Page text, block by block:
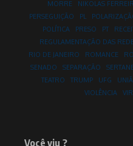
MORRE
NIKOLAS
PERSEGUIÇÃO
PL
POLÍTICA
PRESO PT
REGULAMENTAÇÃO DAS
RIO DE JANEIRO
ROMANCE
SENADO
SEPARAÇÃO
TEATRO
TRUMP UFG
VIOLÊNCIA
Você viu ?